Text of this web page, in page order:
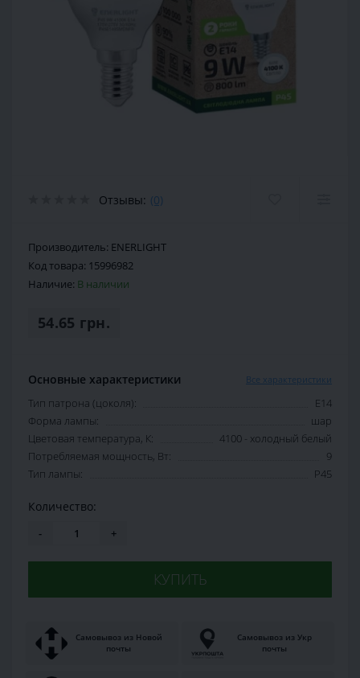
Отзывы: (0)
Производитель: ENERLIGHT
Код товара: 15996982
Наличие: В наличии
54.65 грн.
Основные характеристики Все характеристики
Тип патрона (цоколя):
E14
Форма лампы:
шар
Цветовая температура, К:
4100 - холодный белый
Потребляемая мощность, Вт:
9
Тип лампы:
P45
Количество:
- +
КУПИТЬ
Самовывоз из Новой
почты
Самовывоз из Укр
почты